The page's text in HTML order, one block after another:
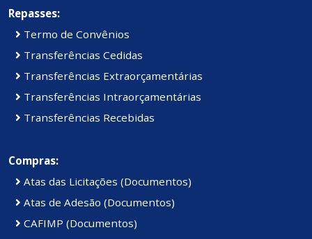
Repasses:
Termo de Convênios
Transferências Cedidas
Transferências Extraorçamentárias
Transferências Intraorçamentárias
Transferências Recebidas
Compras:
Atas das Licitações (Documentos)
Atas de Adesão (Documentos)
CAFIMP (Documentos)